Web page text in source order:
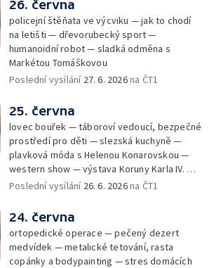
26. června
policejní štěňata ve výcviku — jak to chodí
na letišti — dřevorubecký sport —
humanoidní robot — sladká odměna s
Markétou Tomáškovou
Poslední vysílání 27. 6. 2026na ČT1
25. června
lovec bouřek — táboroví vedoucí, bezpečné
prostředí pro děti — slezská kuchyně —
plavková móda s Helenou Konarovskou —
western show — výstava Koruny Karla IV. —
mladý lezecký fenomén Josef Šindel
Poslední vysílání 26. 6. 2026na ČT1
24. června
ortopedické operace — pečený dezert
medvídek — metalické tetování, rasta
copánky a bodypainting — stres domácích